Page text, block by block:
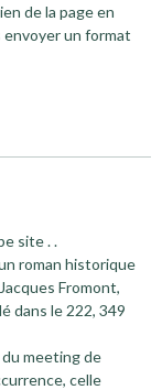
de la page en
envoyer un format
site . .
roman historique
Fromont,
dans le 222, 349
meeting de
celle